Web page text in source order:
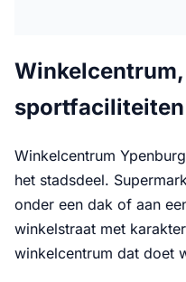
sportfaciliteiten
Winkelcentrum
het stadsdeel.
onder een dak of aan
winkelstraat met
winkelcentrum dat doet